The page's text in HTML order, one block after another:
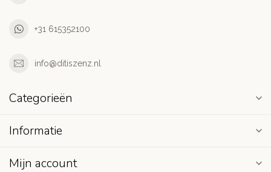
+31 615352100
info@ditiszenz.nl
Categorieën
Informatie
Mijn account